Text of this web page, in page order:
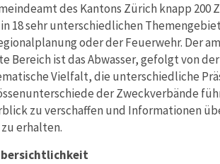
des Kantons Zürich knapp
18 sehr unterschiedlichen
oder der Feuerwehr. Der
Bereich ist das Abwasser, gefolgt von
Vielfalt, die unterschiedliche
der Zweckverbände
zu verschaffen und Informationen
erhalten.